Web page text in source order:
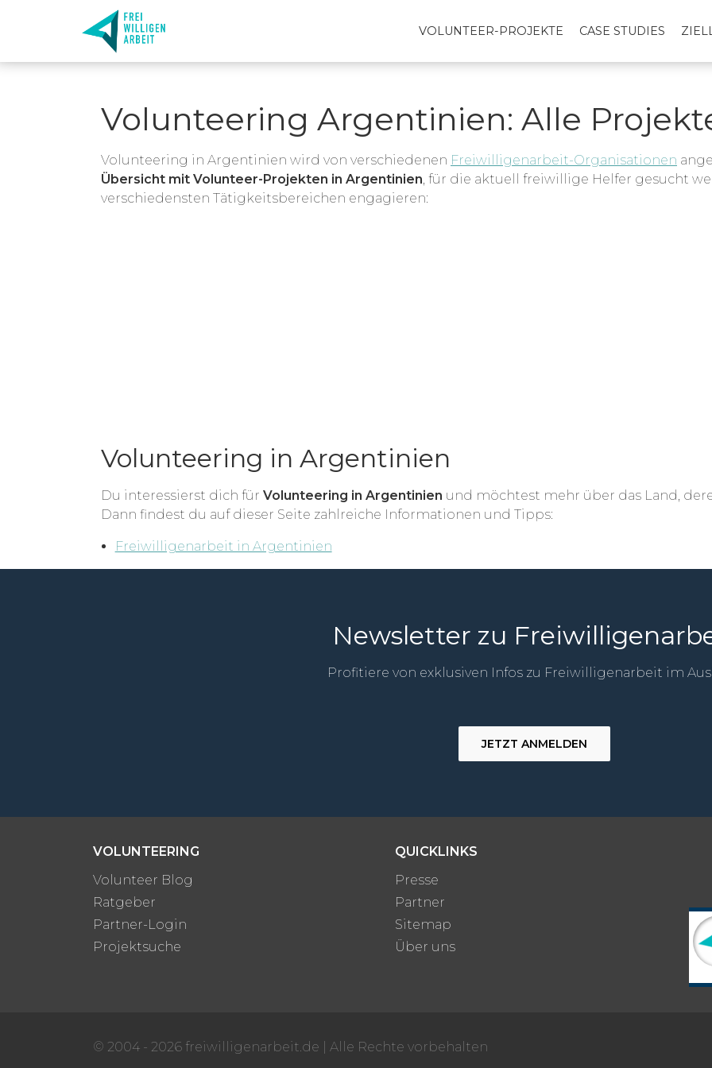
VOLUNTEER-PROJEKTE CASE STUDIES
Volunteering Argentinien: Alle
Volunteering in Argentinien wird von verschiedenen Freiwilligenarbeit-Organisationen
Übersicht mit Volunteer-Projekten in Argentinien, für die aktuell freiwillige Helfer gesucht
verschiedensten Tätigkeitsbereichen engagieren:
Volunteering in Argentinien
Du interessierst dich für Volunteering in Argentinien und möchtest mehr über das Land,
Dann findest du auf dieser Seite zahlreiche Informationen und Tipps:
Freiwilligenarbeit in Argentinien
Newsletter zu
Profitiere von exklusiven Infos zu Freiwilligenarbeit im
JETZT ANMELDEN
VOLUNTEERING
Volunteer Blog
Ratgeber
Partner-Login
Projektsuche
QUICKLINKS
Presse
Partner
Sitemap
Über uns
© 2004 - 2026 freiwilligenarbeit.de Alle Rechte vorbehalten